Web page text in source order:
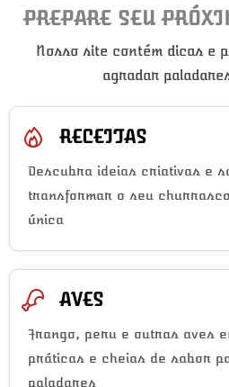
PREPARE SEU
Nosso site contém dicas e
agradar
RECEITAS
Descubra ideias criativas e
transformar o seu
única
AVES
Frango, peru e outras aves
práticas e cheias de sabor
paladares